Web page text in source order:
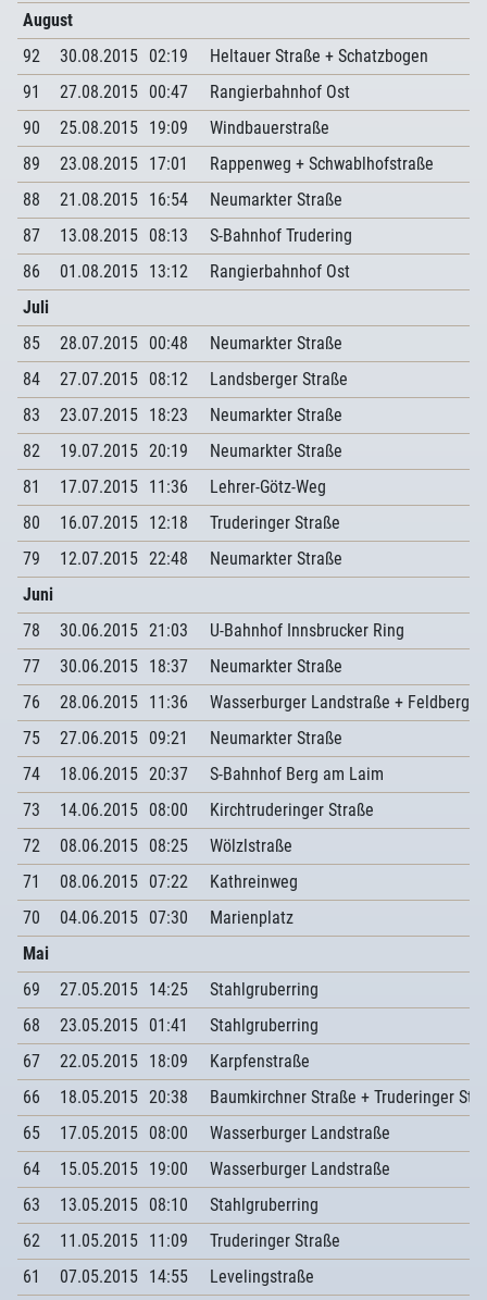
August
92
30.08.2015 02:19
Heltauer Straße + Schatzbogen
91
27.08.2015 00:47
Rangierbahnhof Ost
90
25.08.2015 19:09
Windbauerstraße
89
23.08.2015 17:01
Rappenweg + Schwablhofstraße
88
21.08.2015 16:54
Neumarkter Straße
87
13.08.2015 08:13
S-Bahnhof Trudering
86
01.08.2015 13:12
Rangierbahnhof Ost
Juli
85
28.07.2015 00:48
Neumarkter Straße
84
27.07.2015 08:12
Landsberger Straße
83
23.07.2015 18:23
Neumarkter Straße
82
19.07.2015 20:19
Neumarkter Straße
81
17.07.2015 11:36
Lehrer-Götz-Weg
80
16.07.2015 12:18
Truderinger Straße
79
12.07.2015 22:48
Neumarkter Straße
Juni
78
30.06.2015 21:03
U-Bahnhof Innsbrucker Ring
77
30.06.2015 18:37
Neumarkter Straße
76
28.06.2015 11:36
Wasserburger Landstraße +
75
27.06.2015 09:21
Neumarkter Straße
74
18.06.2015 20:37
S-Bahnhof Berg am Laim
73
14.06.2015 08:00
Kirchtruderinger Straße
72
08.06.2015 08:25
Wölzlstraße
71
08.06.2015 07:22
Kathreinweg
70
04.06.2015 07:30
Marienplatz
Mai
69
27.05.2015 14:25
Stahlgruberring
68
23.05.2015 01:41
Stahlgruberring
67
22.05.2015 18:09
Karpfenstraße
66
18.05.2015 20:38
Baumkirchner Straße + Truderinger
65
17.05.2015 08:00
Wasserburger Landstraße
64
15.05.2015 19:00
Wasserburger Landstraße
63
13.05.2015 08:10
Stahlgruberring
62
11.05.2015 11:09
Truderinger Straße
61
07.05.2015 14:55 Levelingstraße